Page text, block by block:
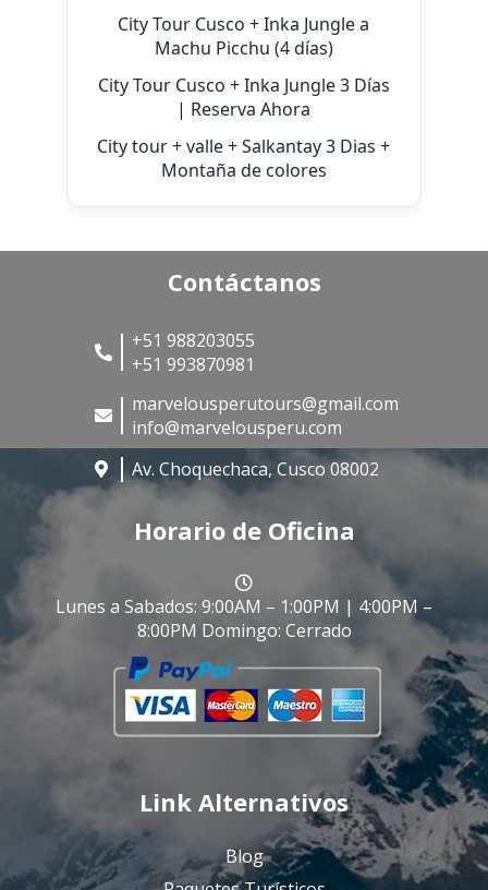
City Tour Cusco + Inka Jungle a
Machu Picchu (4 días)
City Tour Cusco + Inka Jungle 3 Días
| Reserva Ahora
City tour + valle + Salkantay 3 Dias +
Montaña de colores
Contáctanos
+51 988203055
+51 993870981
marvelousperutours@gmail.com
info@marvelousperu.com
Av. Choquechaca, Cusco 08002
Horario de Oficina
Lunes a Sabados: 9:00AM – 1:00PM | 4:00PM –
8:00PM Domingo: Cerrado
Link Alternativos
Blog